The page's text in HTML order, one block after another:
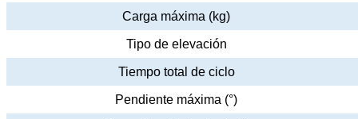
Carga máxima (kg)
Tipo de elevación
Tiempo total de ciclo
Pendiente máxima (°)